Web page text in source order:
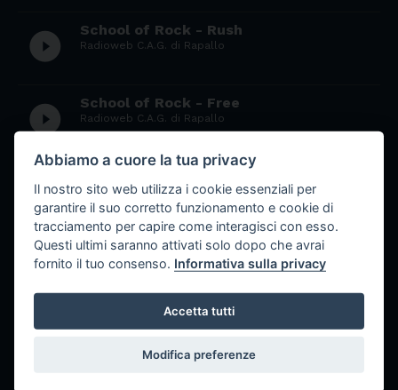
play_circle_filled School of Rock - Rush
Radioweb C.A.G. di Rapallo
play_circle_filled School of Rock - Free
Radioweb C.A.G. di Rapallo
play_circle_filled Radioweb Primo Levi
play_circle_filled School of Rock - David Bowie
Radioweb Cassini
School of rock monografia Peter
Radioweb Colombo
Abbiamo a cuore la tua privacy
Il nostro sito web utilizza i cookie essenziali per
garantire il suo corretto funzionamento e cookie di
tracciamento per capire come interagisci con esso.
Questi ultimi saranno attivati solo dopo che avrai
fornito il tuo consenso. Informativa sulla privacy
Accetta tutti
Modifica preferenze